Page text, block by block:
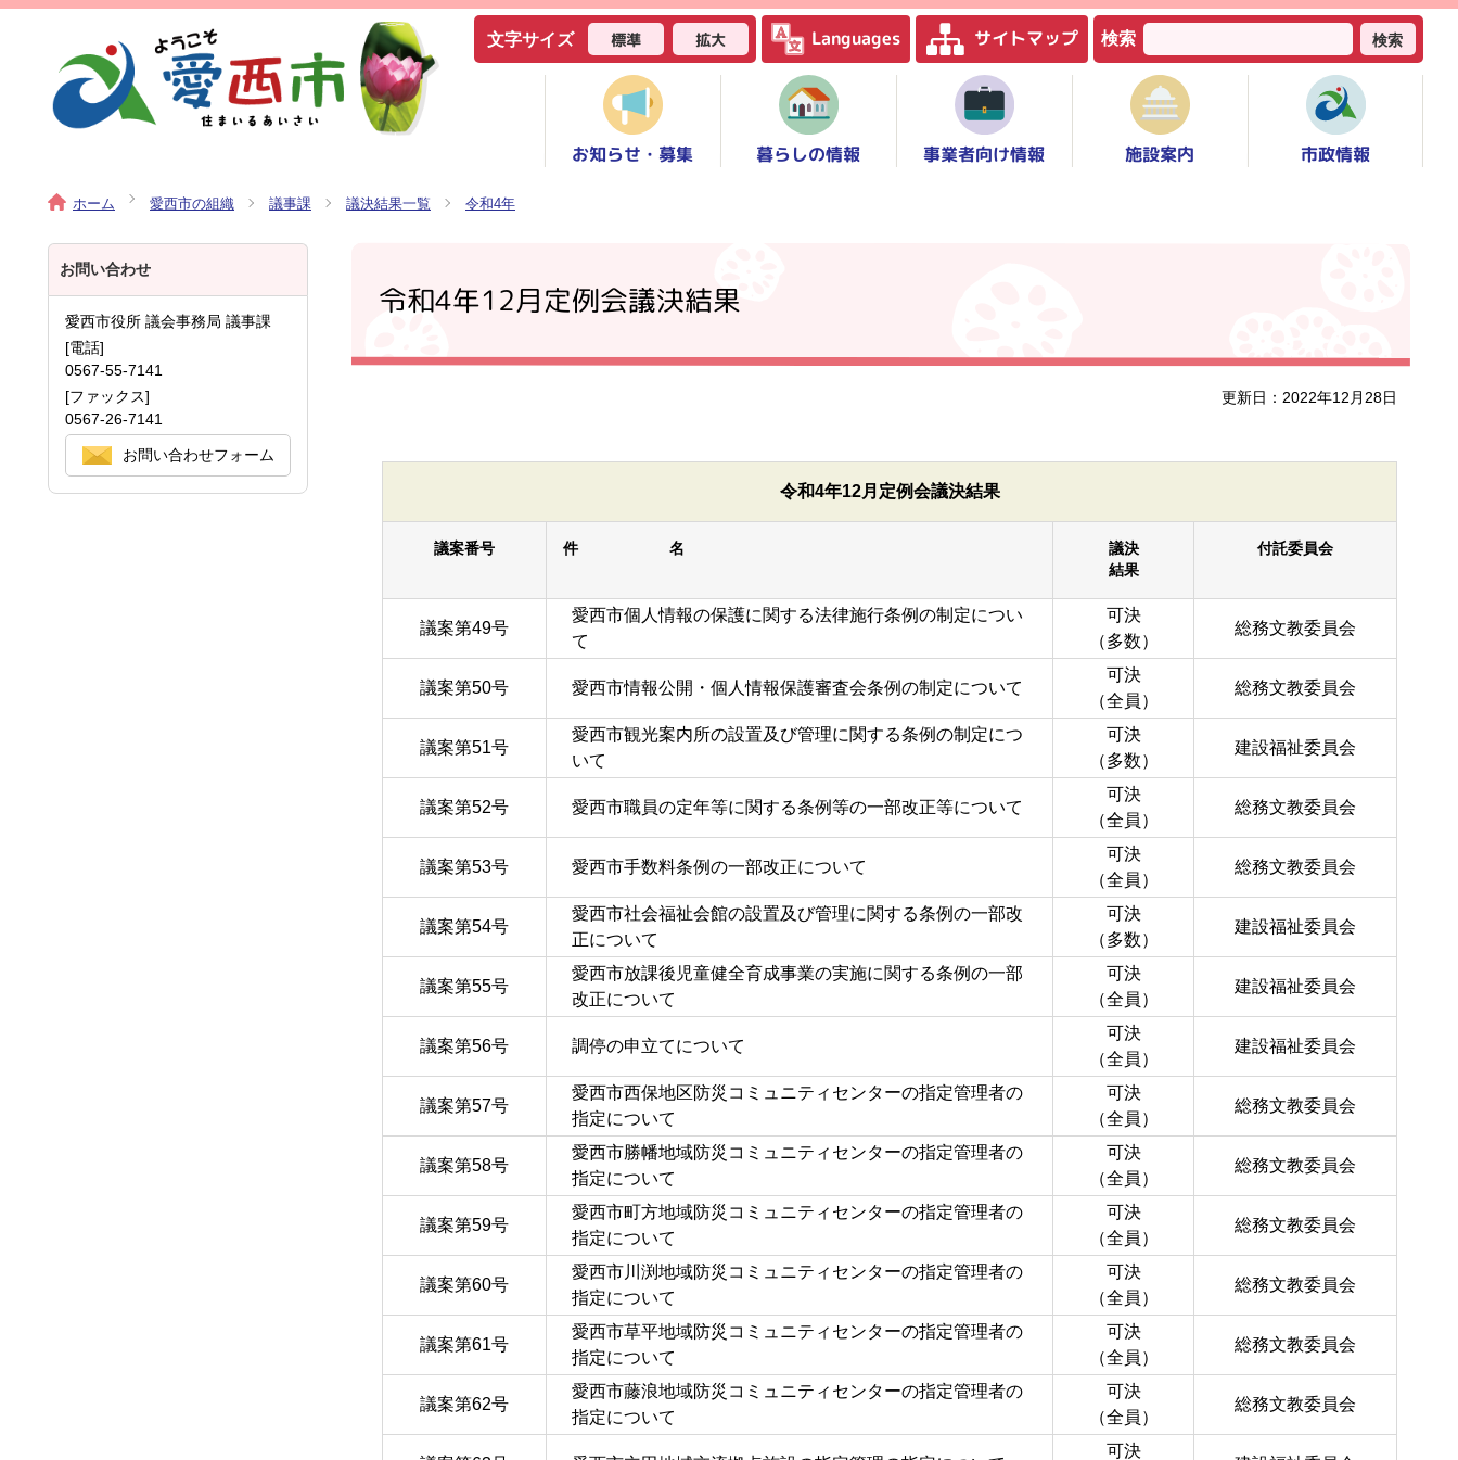
文字サイズ 標準 拡大 Languages サイトマップ 検索 検索
お知らせ・募集 暮らしの情報 事業者向け情報 施設案内 市政情報
ホーム 愛西市の組織 議事課 議決結果一覧 令和4年
令和4年12月定例会議決結果
更新日：2022年12月28日
令和4年12月定例会議決結果
議案番号 件 名
議決
結果
付託委員会
議案第49号
愛西市個人情報の保護に関する法律施行条例の制定につい
て
可決
（多数）
総務文教委員会
議案第50号 愛西市情報公開・個人情報保護審査会条例の制定について
可決
（全員）
総務文教委員会
議案第51号
愛西市観光案内所の設置及び管理に関する条例の制定につ
いて
可決
（多数）
建設福祉委員会
議案第52号 愛西市職員の定年等に関する条例等の一部改正等について
可決
（全員）
総務文教委員会
議案第53号 愛西市手数料条例の一部改正について
可決
（全員）
総務文教委員会
議案第54号
愛西市社会福祉会館の設置及び管理に関する条例の一部改
正について
可決
（多数）
建設福祉委員会
議案第55号
愛西市放課後児童健全育成事業の実施に関する条例の一部
改正について
可決
（全員）
建設福祉委員会
議案第56号 調停の申立てについて
可決
（全員）
建設福祉委員会
議案第57号
愛西市西保地区防災コミュニティセンターの指定管理者の
指定について
可決
（全員）
総務文教委員会
議案第58号
愛西市勝幡地域防災コミュニティセンターの指定管理者の
指定について
可決
（全員）
総務文教委員会
議案第59号
愛西市町方地域防災コミュニティセンターの指定管理者の
指定について
可決
（全員）
総務文教委員会
議案第60号
愛西市川渕地域防災コミュニティセンターの指定管理者の
指定について
可決
（全員）
総務文教委員会
議案第61号
愛西市草平地域防災コミュニティセンターの指定管理者の
指定について
可決
（全員）
総務文教委員会
議案第62号
愛西市藤浪地域防災コミュニティセンターの指定管理者の
指定について
可決
（全員）
総務文教委員会
可決
お問い合わせ
愛西市役所 議会事務局 議事課
[電話]
0567-55-7141
[ファックス]
0567-26-7141
お問い合わせフォーム